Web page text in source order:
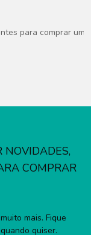
para comprar
NOVIDADES,
COMPRAR
mais. Fique
quiser.